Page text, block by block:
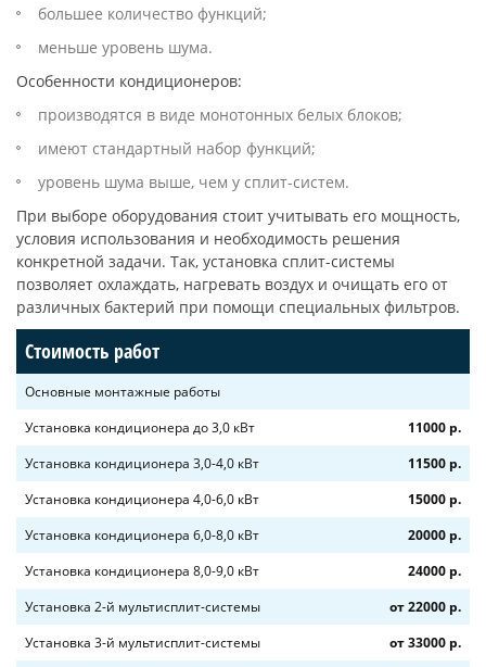
большее количество функций;
меньше уровень шума.
Особенности кондиционеров:
производятся в виде монотонных белых блоков;
имеют стандартный набор функций;
уровень шума выше, чем у сплит-систем.
При выборе оборудования стоит учитывать его мощность,
условия использования и необходимость решения
конкретной задачи. Так, установка сплит-системы
позволяет охлаждать, нагревать воздух и очищать его от
различных бактерий при помощи специальных фильтров.
Стоимость работ
Основные монтажные работы
Установка кондиционера до 3,0 кВт
11000 р.
Установка кондиционера 3,0-4,0 кВт
11500 р.
Установка кондиционера 4,0-6,0 кВт
15000 р.
Установка кондиционера 6,0-8,0 кВт
20000 р.
Установка кондиционера 8,0-9,0 кВт
24000 р.
Установка 2-й мультисплит-системы
от 22000 р.
Установка 3-й мультисплит-системы
от 33000 р.